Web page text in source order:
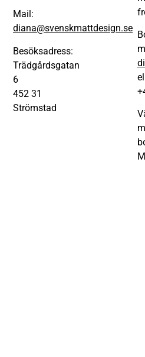
Mail:
diana@svenskmattdesign.se
Besöksadress:
Trädgårdsgatan
6
452 31
Strömstad